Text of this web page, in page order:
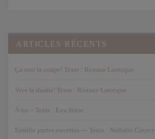
ARTICLES RÉCENTS
Ça sent la coupe! Texte : Roxane Larocque
Vive le rhume! Texte : Roxane Larocque
À toi – Texte : Eva Staire
Famille portes ouvertes — Texte : Nathalie Courcy